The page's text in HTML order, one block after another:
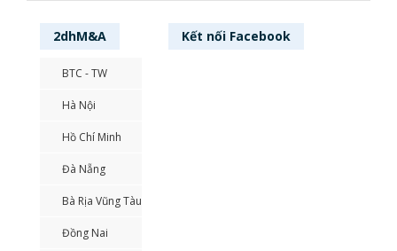
2dhM&A
BTC - TW
Hà Nội
Hồ Chí Minh
Đà Nẵng
Bà Rịa Vũng Tàu
Đồng Nai
Kết nối Facebook